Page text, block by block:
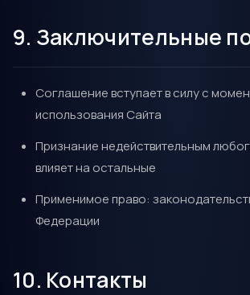
9. Заключительные
Соглашение вступает в силу с
использования Сайта
Признание недействительным
влияет на остальные
Применимое право:
Федерации
10. Контакты